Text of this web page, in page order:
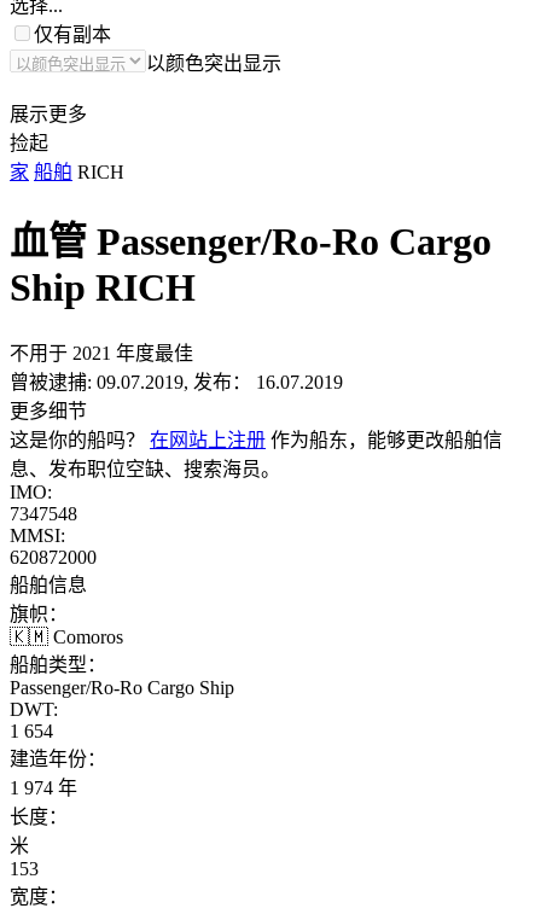
选择...
仅有副本
以颜色突出显示
展示更多
捡起
家 船舶 RICH
血管 Passenger/Ro-Ro Cargo
Ship RICH
不用于 2021 年度最佳
曾被逮捕: 09.07.2019, 发布： 16.07.2019
更多细节
这是你的船吗？ 在网站上注册 作为船东，能够更改船舶信
息、发布职位空缺、搜索海员。
IMO:
7347548
MMSI:
620872000
船舶信息
旗帜：
🇰🇲 Comoros
船舶类型：
Passenger/Ro-Ro Cargo Ship
DWT:
1 654
建造年份：
1 974 年
长度：
米
153
宽度：